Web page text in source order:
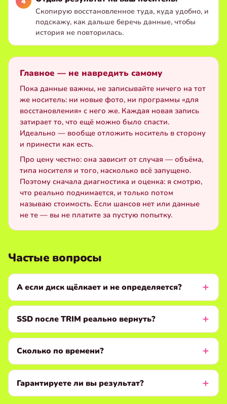
Скопирую восстановленное туда, куда удобно, и
подскажу, как дальше беречь данные, чтобы
история не повторилась.
Главное — не навредить самому
Пока данные важны, не записывайте ничего на тот
же носитель: ни новые фото, ни программы «для
восстановления» с него же. Каждая новая запись
затирает то, что ещё можно было спасти.
Идеально — вообще отложить носитель в сторону
и принести как есть.
Про цену честно: она зависит от случая — объёма,
типа носителя и того, насколько всё запущено.
Поэтому сначала диагностика и оценка: я смотрю,
что реально поднимается, и только потом
называю стоимость. Если шансов нет или данные
не те — вы не платите за пустую попытку.
Частые вопросы
А если диск щёлкает и не определяется?
SSD после TRIM реально вернуть?
Сколько по времени?
Гарантируете ли вы результат?